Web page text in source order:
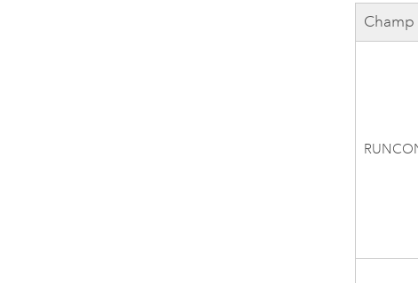
Champ